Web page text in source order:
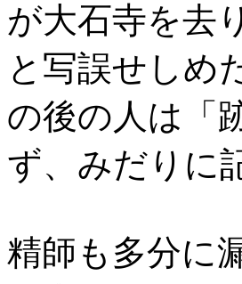
が大石寺を去
と写誤せしめ
の後の人は「
ず、みだりに
精師も多分に